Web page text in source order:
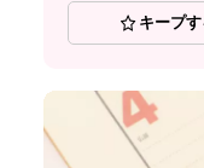
キープす